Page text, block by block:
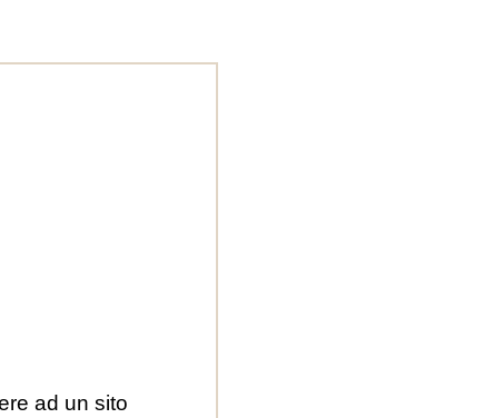
ad un sito